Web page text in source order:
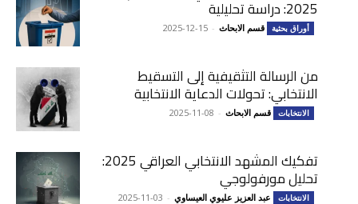
2025: دراسة تحليلية
أوراق بحثية قسم الابحاث -
2025-12-15
من الرسالة التثقيفية إلى التسقيط
الانتخابي: تحولات الدعاية الانتخابية
الانتخابات قسم الابحاث -
2025-11-08
تفكيك المشهد الانتخابي العراقي 2025:
تحليل مورفولوجي
الانتخابات عبد العزيز عليوي العيساوي -
2025-11-03